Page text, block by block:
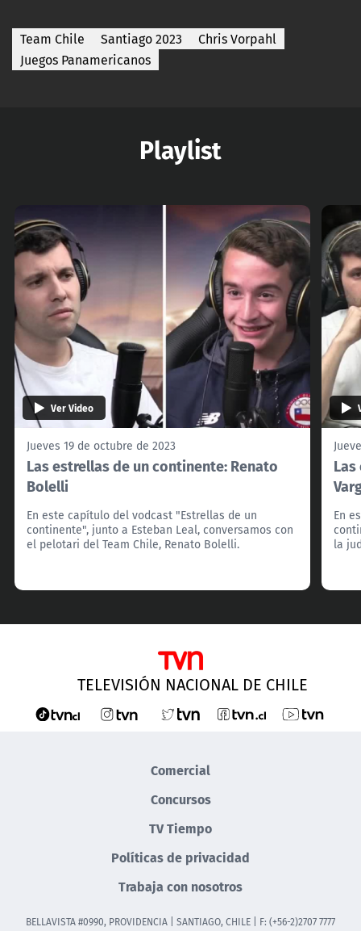
Team Chile Santiago 2023
Chris Vorpahl
Juegos Panamericanos
Playlist
Ver Video
Jueves 19 de octubre de 2023
Las estrellas de un continente: Renato
Bolelli
En este capítulo del vodcast "Estrellas de un
continente", junto a Esteban Leal, conversamos con
el pelotari del Team Chile, Renato Bolelli.
En
la
TELEVISIÓN NACIONAL DE CHILE
Comercial
Concursos
TV Tiempo
Políticas de privacidad
Trabaja con nosotros
BELLAVISTA #0990, PROVIDENCIA | SANTIAGO, CHILE | F: (+56-2)2707 7777